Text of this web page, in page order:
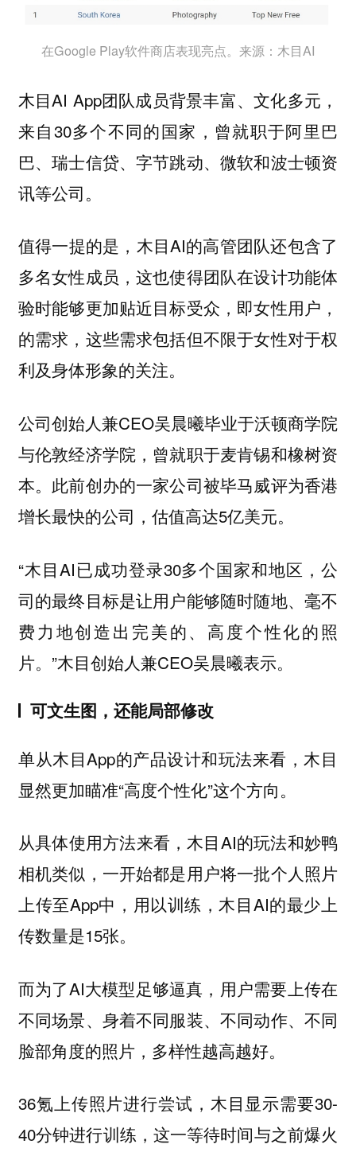
在Google Play软件商店表现亮点。来源：木目AI
木目AI App团队成员背景丰富、文化多元，
来自30多个不同的国家，曾就职于阿里巴
巴、瑞士信贷、字节跳动、微软和波士顿资
讯等公司。
值得一提的是，木目AI的高管团队还包含了
多名女性成员，这也使得团队在设计功能体
验时能够更加贴近目标受众，即女性用户，
的需求，这些需求包括但不限于女性对于权
利及身体形象的关注。
公司创始人兼CEO吴晨曦毕业于沃顿商学院
与伦敦经济学院，曾就职于麦肯锡和橡树资
本。此前创办的一家公司被毕马威评为香港
增长最快的公司，估值高达5亿美元。
“木目AI已成功登录30多个国家和地区，公
司的最终目标是让用户能够随时随地、毫不
费力地创造出完美的、高度个性化的照
片。”木目创始人兼CEO吴晨曦表示。
可文生图，还能局部修改
单从木目App的产品设计和玩法来看，木目
显然更加瞄准“高度个性化”这个方向。
从具体使用方法来看，木目AI的玩法和妙鸭
相机类似，一开始都是用户将一批个人照片
上传至App中，用以训练，木目AI的最少上
传数量是15张。
而为了AI大模型足够逼真，用户需要上传在
不同场景、身着不同服装、不同动作、不同
脸部角度的照片，多样性越高越好。
36氪上传照片进行尝试，木目显示需要30-
40分钟进行训练，这一等待时间与之前爆火